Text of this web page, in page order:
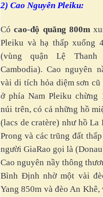
2) Cao Nguyên Pleiku:
Cócao-độ quãng 800m
Pleiku và hạ thấp xuống
(vùng quận Lệ
Cambodia). Cao nguyên
vài di tích hỏa diệm sơn
ở phía Nam Pleiku chừng
núi trên, có cả những hồ
(lacs de cratère) như hồ La
Prong và các trũng đất
người GiaRao gọi là
Cao nguyên nầy thông
Bình Định nhờ một vài
Yang 850m và đèo An